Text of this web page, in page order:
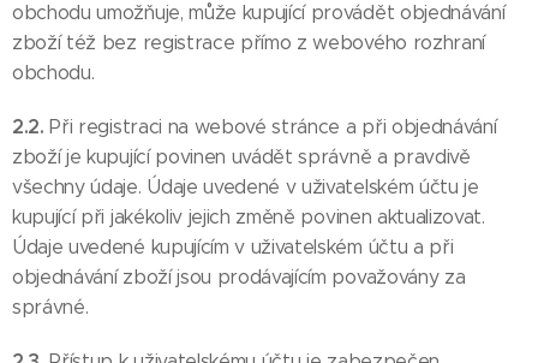
obchodu umožňuje, může kupující provádět objednávání
zboží též bez registrace přímo z webového rozhraní
obchodu.
2.2.Při registraci na webové stránce a při objednávání
zboží je kupující povinen uvádět správně a pravdivě
všechny údaje. Údaje uvedené v uživatelském účtu je
kupující při jakékoliv jejich změně povinen aktualizovat.
Údaje uvedené kupujícím v uživatelském účtu a při
objednávání zboží jsou prodávajícím považovány za
správné.